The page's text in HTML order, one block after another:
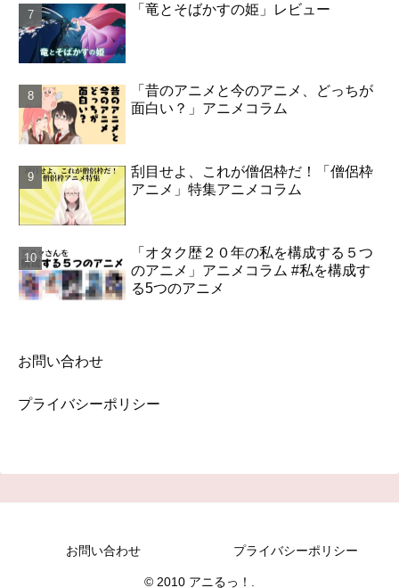
「竜とそばかすの姫」レビュー
「昔のアニメと今のアニメ、どっちが
面白い？」アニメコラム
刮目せよ、これが僧侶枠だ！「僧侶枠
アニメ」特集アニメコラム
「オタク歴２０年の私を構成する５つ
のアニメ」アニメコラム #私を構成す
る5つのアニメ
お問い合わせ
プライバシーポリシー
お問い合わせ プライバシーポリシー
© 2010 アニるっ！.